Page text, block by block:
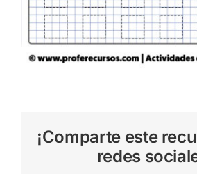
¡Comparte este
redes